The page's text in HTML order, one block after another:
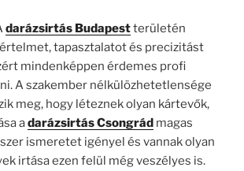
darázsirtás Budapestterületén
tapasztalatot és precizitást
mindenképpen érdemes profi
A szakember nélkülözhetetlensége
meg, hogy léteznek olyan kártevők,
adarázsirtás Csongrád magas
ismeretet igényel és vannak olyan
irtása ezen felül még veszélyes is.